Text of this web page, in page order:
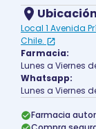
Local 1 Avenida
Chile.
Farmacia:
Lunes a Viernes
Whatsapp:
Lunes a Viernes
Farmacia